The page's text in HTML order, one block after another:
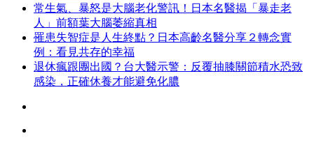
常生氣、暴怒是大腦老化警訊！日本名醫揭「暴走老
人」前額葉大腦萎縮真相
罹患失智症是人生終點？日本高齡名醫分享２轉念實
例：看見共存的幸福
退休瘋跟團出國？台大醫示警：反覆抽膝關節積水恐致
感染，正確休養才能避免化膿